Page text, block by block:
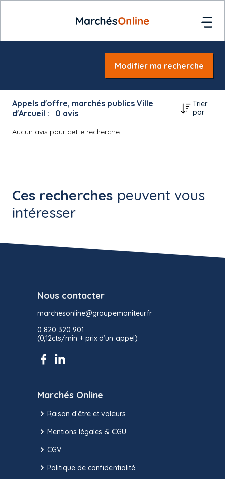
Modifier ma recherche
Appels d'offre, marchés publics Ville
d'Arcueil :
0 avis
Trier
par
Aucun avis pour cette recherche.
Ces recherches peuvent vous
intéresser
Nous contacter
marchesonline@groupemoniteur.fr
0 820 320 901
(0,12cts/min + prix d’un appel)
Marchés Online
Raison d’être et valeurs
Mentions légales & CGU
CGV
Politique de confidentialité